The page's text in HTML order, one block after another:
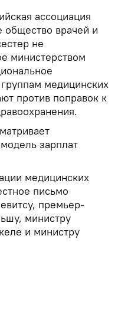
ассоциация
общество врачей и
не
министерством
медицинских
против поправок к
зарплат
медицинских
письмо
премьер-
министру
и министру